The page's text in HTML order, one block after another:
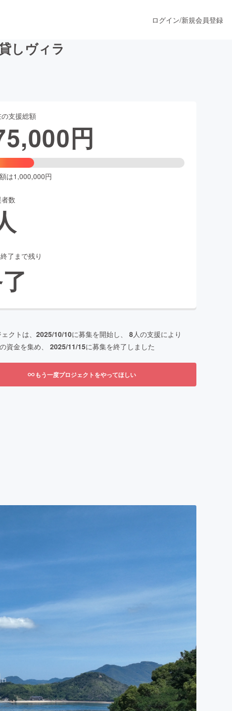
ファッション
ア
ログイン/新規会員登録
しヴィラ
支援総額
円
は1,000,000円
数
了まで残り
クトは、 2025/10/10に募集を開始し、 8人の支援により
資金を集め、 2025/11/15に募集を終了しました
もう一度プロジェクトをやってほしい